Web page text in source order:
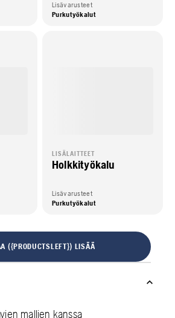
Lisävarusteet
Purkutyökalut
LISÄLAITTEET
Holkkityökalu
Lisävarusteet
Purkutyökalut
({PRODUCTSLEFT}) LISÄÄ
mallien kanssa